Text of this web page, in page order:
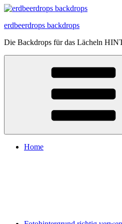
Zum
springen
erdbeerdrops backdrops
Die Backdrops für das Lächeln
Home